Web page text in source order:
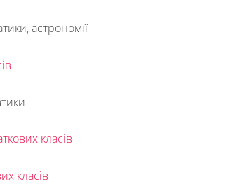
астрономії
класів
класів